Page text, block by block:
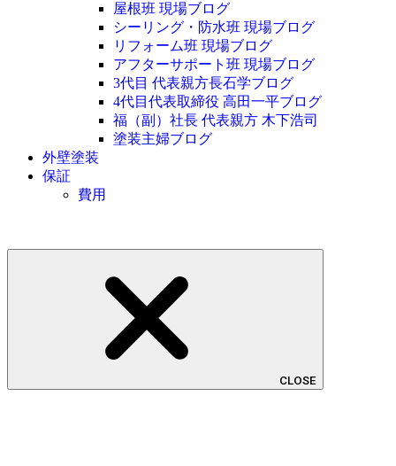
屋根班 現場ブログ
シーリング・防水班 現場ブログ
リフォーム班 現場ブログ
アフターサポート班 現場ブログ
3代目 代表親方長石学ブログ
4代目代表取締役 高田一平ブログ
福（副）社長 代表親方 木下浩司
塗装主婦ブログ
外壁塗装
保証
費用
CLOSE